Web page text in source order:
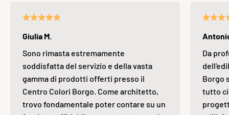
Giulia M.
Sono rimasta estremamente
soddisfatta del servizio e della vasta
gamma di prodotti offerti presso il
Centro Colori Borgo. Come architetto,
trovo fondamentale poter contare su un
Da
Borgo
tutto